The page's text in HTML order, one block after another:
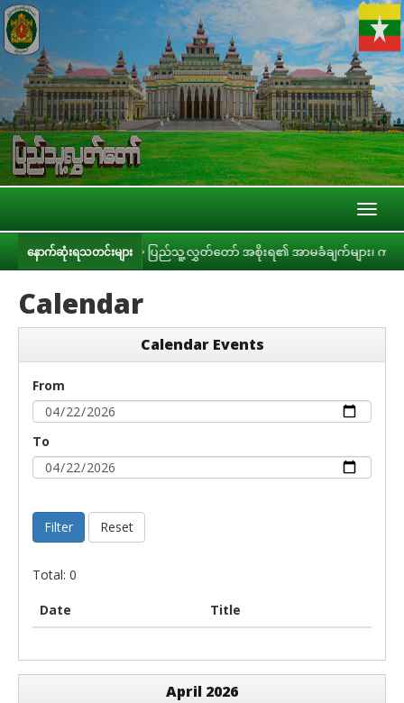
နောက်ဆုံးရသတင်းများ
ားနှင့် တွေ့ဆုံ ပြည်သူ့လွှတ်တော် အစိုးရ၏ အာမခံချက်များ၊ ကတိများနှ
Calendar
Calendar Events
From
To
Filter Reset
Total: 0
Date Title
April 2026